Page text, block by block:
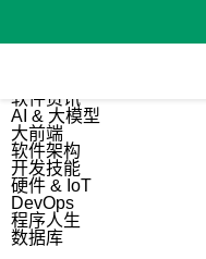
软件资讯
AI & 大模型
大前端
软件架构
开发技能
硬件 & IoT
DevOps
程序人生
数据库